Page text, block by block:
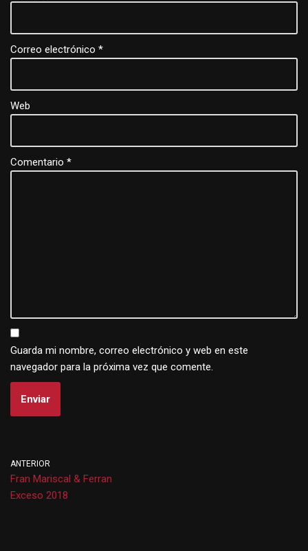
Correo electrónico *
Web
Comentario *
Guarda mi nombre, correo electrónico y web en este
navegador para la próxima vez que comente.
ANTERIOR
Fran Mariscal & Ferran
Exceso 2018